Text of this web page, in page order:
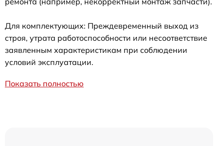
Для комплектующих: Преждевременный выход из
строя, утрата работоспособности или несоответствие
заявленным характеристикам при соблюдении
условий эксплуатации.
Показать полностью